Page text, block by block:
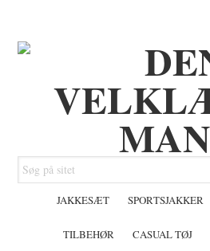
indhold
Søg
på
JAKKESÆT SPORTSJAKKER
TILBEHØR CASUAL TØJ